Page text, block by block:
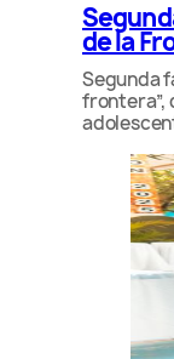
de la
Segunda
frontera”,